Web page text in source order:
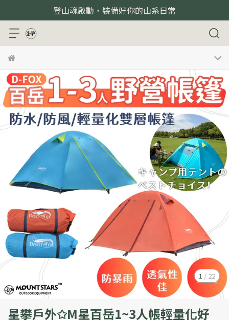
登山魂啟動，裝備好你的山系日常
1 / 22
星攀戶外✩M星百岳1~3人帳輕量化好